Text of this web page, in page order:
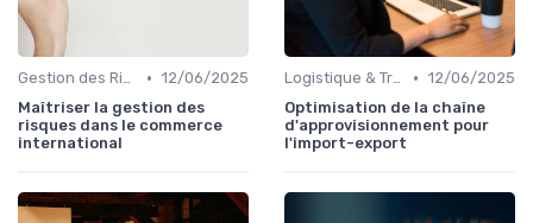
Gestion des Risques • 12/06/2025
Maîtriser la gestion des
risques dans le commerce
international
Logistique & Transport • 12/06/2025
Optimisation de la chaîne
d'approvisionnement pour
l'import-export